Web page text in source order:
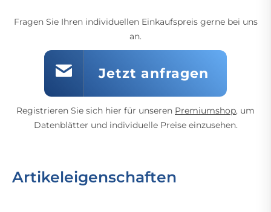
Fragen Sie Ihren individuellen Einkaufspreis gerne bei uns
an.
Jetzt anfragen
Registrieren Sie sich hier für unseren Premiumshop, um
Datenblätter und individuelle Preise einzusehen.
Artikeleigenschaften